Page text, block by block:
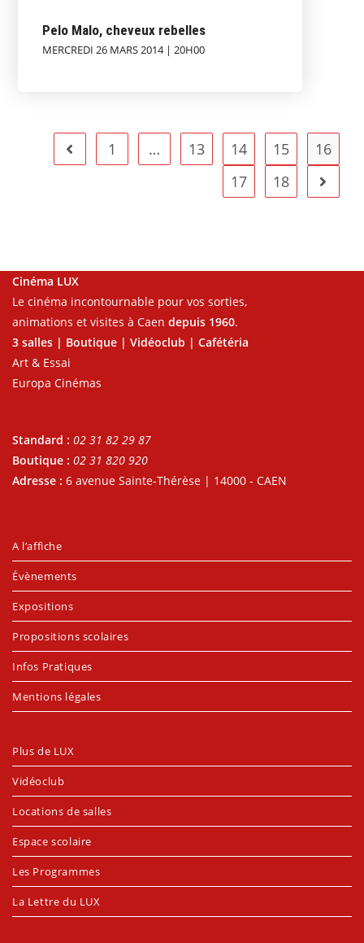
Pelo Malo, cheveux rebelles
MERCREDI 26 MARS 2014 | 20H00
1 … 13 14 15
16
17
18
Cinéma LUX
Le cinéma incontournable pour vos sorties,
animations et visites à Caen depuis 1960.
3 salles | Boutique | Vidéoclub | Cafétéria
Art & Essai
Europa Cinémas
Standard : 02 31 82 29 87
Boutique : 02 31 820 920
Adresse : 6 avenue Sainte-Thérèse | 14000 - CAEN
A l’affiche
Évènements
Expositions
Propositions scolaires
Infos Pratiques
Mentions légales
Plus de LUX
Vidéoclub
Locations de salles
Espace scolaire
Les Programmes
La Lettre du LUX